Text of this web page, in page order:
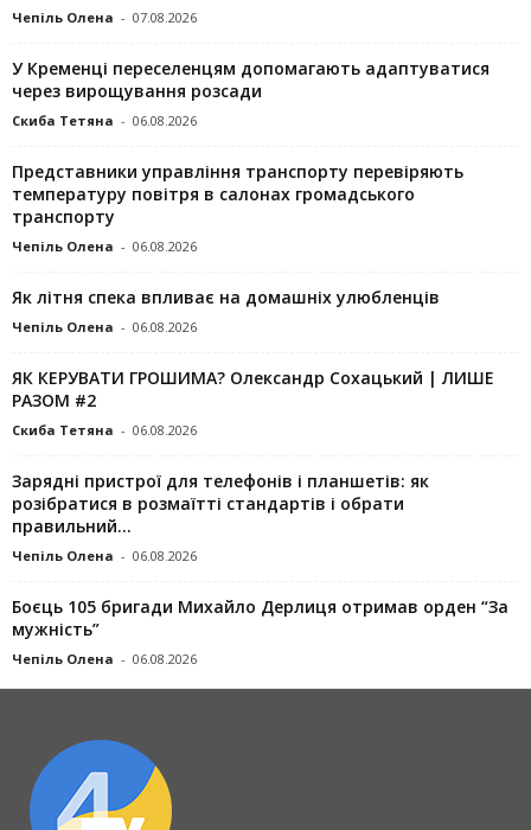
Чепіль Олена - 07.08.2026
У Кременці переселенцям допомагають адаптуватися
через вирощування розсади
Скиба Тетяна - 06.08.2026
Представники управління транспорту перевіряють
температуру повітря в салонах громадського
транспорту
Чепіль Олена - 06.08.2026
Як літня спека впливає на домашніх улюбленців
Чепіль Олена - 06.08.2026
ЯК КЕРУВАТИ ГРОШИМА? Олександр Сохацький | ЛИШЕ
РАЗОМ #2
Скиба Тетяна - 06.08.2026
Зарядні пристрої для телефонів і планшетів: як
розібратися в розмаїтті стандартів і обрати
правильний...
Чепіль Олена - 06.08.2026
Боєць 105 бригади Михайло Дерлиця отримав орден “За
мужність”
Чепіль Олена - 06.08.2026